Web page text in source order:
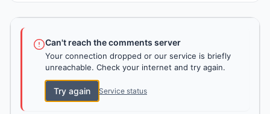
Can't reach the comments server
Your connection dropped or our service is briefly
unreachable. Check your internet and try again.
Try again Service status